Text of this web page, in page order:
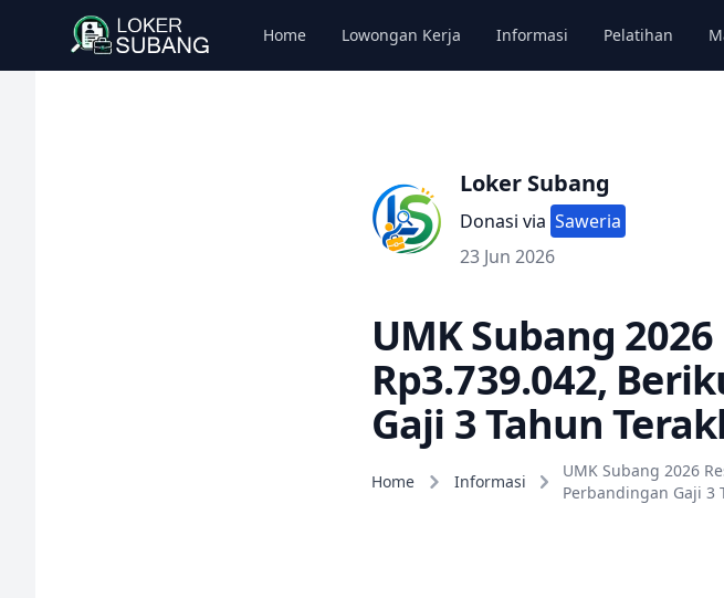
Home Lowongan Kerja Informasi Pelatihan
Loker Subang
Donasi via Saweria
23 Jun 2026
UMK Subang
Rp3.739.042,
Gaji 3 Tahun
Home Informasi
UMK Subang 2026
Perbandingan Gaji 3